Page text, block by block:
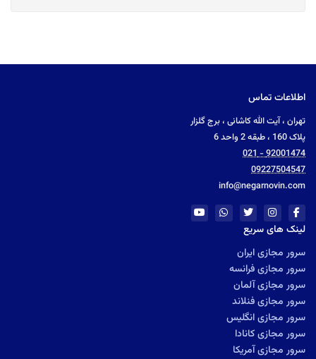
اطلاعات تماس
تهران ، آیت الله کاشانی ، برج گلزار
پلاک 160 ، طبقه 2 واحد 6
92001474 - 021
09227504547
info@negarnovin.com
لینک های سریع
سرور مجازی ایران
سرور مجازی فرانسه
سرور مجازی آلمان
سرور مجازی فنلاند
سرور مجازی انگلیس
سرور مجازی کانادا
سرور مجازی آمریکا